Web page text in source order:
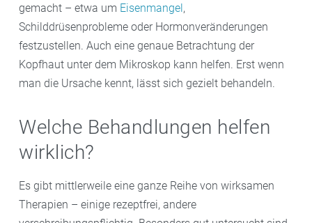
gemacht – etwa um Eisenmangel,
Schilddrüsenprobleme oder Hormonveränderungen
festzustellen. Auch eine genaue Betrachtung der
Kopfhaut unter dem Mikroskop kann helfen. Erst wenn
man die Ursache kennt, lässt sich gezielt behandeln.
Welche Behandlungen helfen
wirklich?
Es gibt mittlerweile eine ganze Reihe von wirksamen
Therapien – einige rezeptfrei, andere